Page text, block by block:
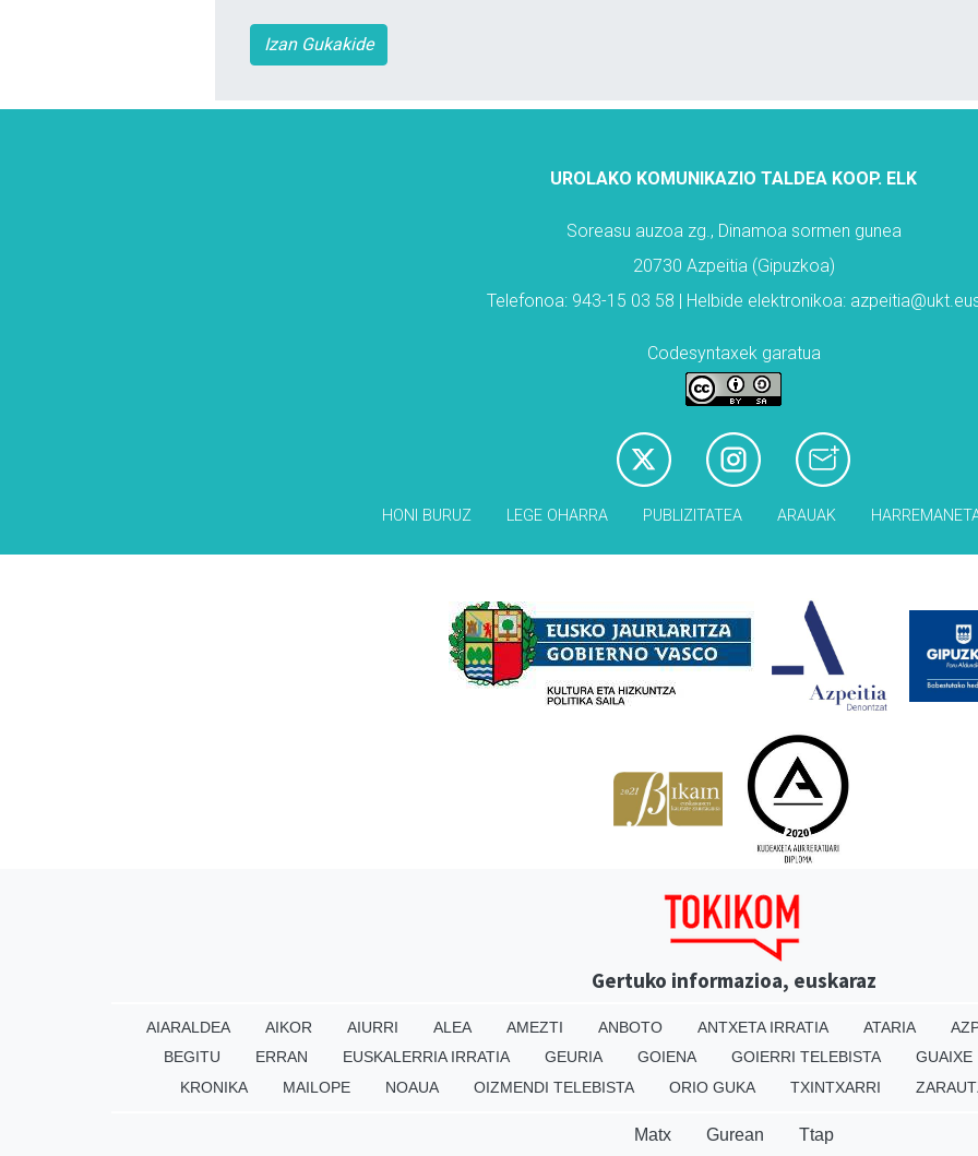
Izan Gukakide
UROLAKO KOMUNIKAZIO TALDEA KOOP. ELK
Soreasu auzoa zg., Dinamoa sormen gunea
20730 Azpeitia (Gipuzkoa)
Telefonoa: 943-15 03 58 | Helbide elektronikoa:
Codesyntaxek garatua
HONI BURUZ LEGE OHARRA PUBLIZITATEA ARAUAK
Gertuko informazioa, euskaraz
AIARALDEA AIKOR AIURRI ALEA AMEZTI ANBOTO ANTXETA IRRATIA ATARIA
BEGITU
ERRAN EUSKALERRIA IRRATIA GEURIA GOIENA GOIERRI TELEBISTA
GUAIXE
KRONIKA
MAILOPE NOAUA OIZMENDI TELEBISTA ORIO GUKA TXINTXARRI
Matx Gurean Ttap